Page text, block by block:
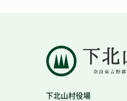
下北山村役場